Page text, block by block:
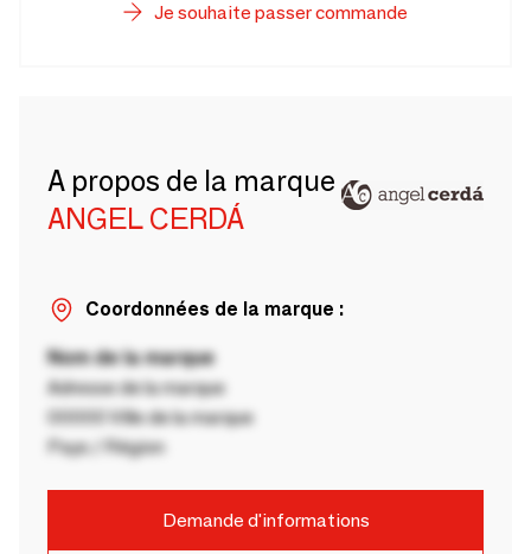
Je souhaite passer commande
A propos de la marque
ANGEL CERDÁ
Coordonnées de la marque :
Nom de la marque
Adresse de la marque
00000 Ville de la marque
Pays / Région
Demande d'informations